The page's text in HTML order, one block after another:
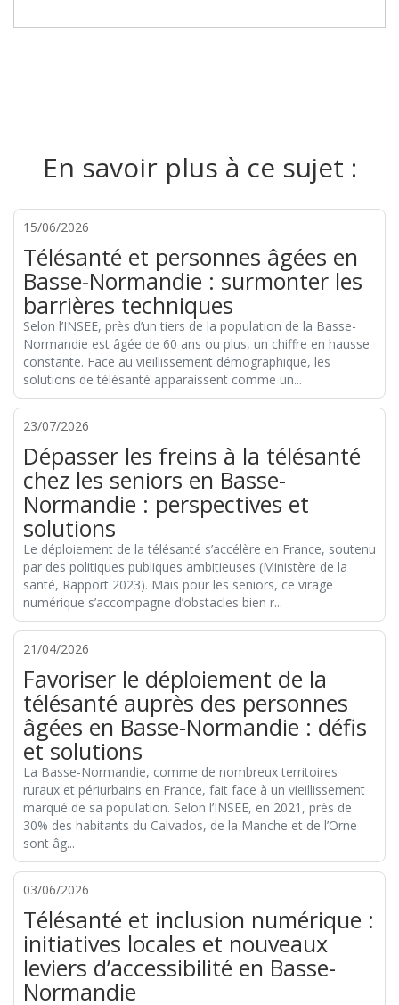
En savoir plus à ce sujet :
15/06/2026
Télésanté et personnes âgées en
Basse-Normandie : surmonter les
barrières techniques
Selon l’INSEE, près d’un tiers de la population de la Basse-
Normandie est âgée de 60 ans ou plus, un chiffre en hausse
constante. Face au vieillissement démographique, les
solutions de télésanté apparaissent comme un...
23/07/2026
Dépasser les freins à la télésanté
chez les seniors en Basse-
Normandie : perspectives et
solutions
Le déploiement de la télésanté s’accélère en France, soutenu
par des politiques publiques ambitieuses (Ministère de la
santé, Rapport 2023). Mais pour les seniors, ce virage
numérique s’accompagne d’obstacles bien r...
21/04/2026
Favoriser le déploiement de la
télésanté auprès des personnes
âgées en Basse-Normandie : défis
et solutions
La Basse-Normandie, comme de nombreux territoires
ruraux et périurbains en France, fait face à un vieillissement
marqué de sa population. Selon l’INSEE, en 2021, près de
30% des habitants du Calvados, de la Manche et de l’Orne
sont âg...
03/06/2026
Télésanté et inclusion numérique :
initiatives locales et nouveaux
leviers d’accessibilité en Basse-
Normandie